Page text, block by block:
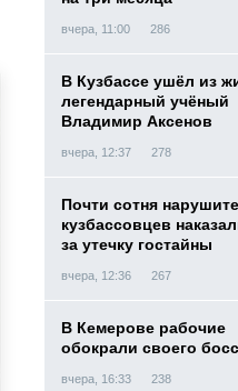
вчера, 11:00 286
В Кузбассе ушёл из
легендарный учёный
Владимир Аксенов
вчера, 12:37 278
Почти сотня
кузбассовцев
за утечку гостайны
вчера, 12:36 267
В Кемерове рабочие
обокрали своего
вчера, 16:33 238